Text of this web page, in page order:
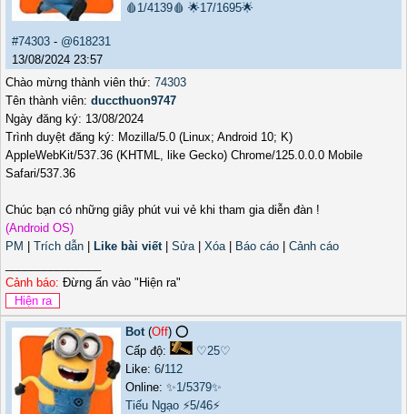
🩸1/4139🩸 🌟17/1695🌟
#74303 - @618231
13/08/2024 23:57
Chào mừng thành viên thứ: 74303
Tên thành viên: duccthuon9747
Ngày đăng ký: 13/08/2024
Trình duyệt đăng ký: Mozilla/5.0 (Linux; Android 10; K)
AppleWebKit/537.36 (KHTML, like Gecko) Chrome/125.0.0.0 Mobile
Safari/537.36
Chúc bạn có những giây phút vui vẻ khi tham gia diễn đàn !
(Android OS)
PM
Trích dẫn Like bài viết| Sửa| Xóa| Báo cáo
Cảnh cáo
Cảnh báo: Đừng ấn vào "Hiện ra"
Bot(Off) ⭕️
Cấp độ:
♡25♡
Like: 6/112
Online: ✨1/5379✨
Tiếu Ngạo ⚡5/46⚡